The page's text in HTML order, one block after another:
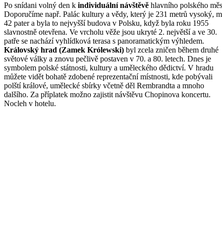
Po snídani volný den k individuální návštěvě hlavního polského
Doporučíme např. Palác kultury a vědy, který je 231 metrů vysoký,
42 pater a byla to nejvyšší budova v Polsku, když byla roku 1955
slavnostně otevřena. Ve vrcholu věže jsou ukryté 2. největší a ve 30.
patře se nachází vyhlídková terasa s panoramatickým výhledem.
Královský hrad (Zamek Królewski) byl zcela zničen během druhé
světové války a znovu pečlivě postaven v 70. a 80. letech. Dnes je
symbolem polské státnosti, kultury a uměleckého dědictví. V hradu
můžete vidět bohatě zdobené reprezentační místnosti, kde pobývali
polští králové, umělecké sbírky včetně děl Rembrandta a mnoho
dalšího. Za příplatek možno zajistit návštěvu Chopinova koncertu.
Nocleh v hotelu.